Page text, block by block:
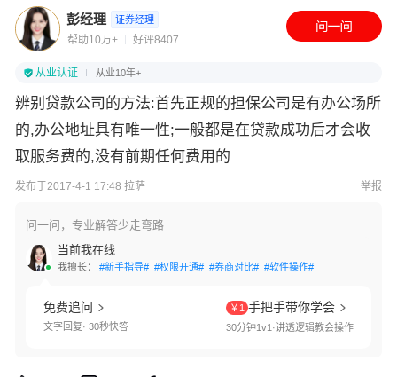
彭经理 证券经理
帮助10万+ 好评8407
从业认证 从业10年+
辨别贷款公司的方法:首先正规的担保公司是有办公场所
的,办公地址具有唯一性;一般都是在贷款成功后才会收
取服务费的,没有前期任何费用的
发布于2017-4-1 17:48 拉萨 举报
问一问，专业解答少走弯路
当前我在线
我擅长： #新手指导# #权限开通# #券商对比# #软件操作#
免费追问
文字回复· 30秒快答
￥1 手把手带你学会
30分钟1v1·讲透逻辑教会操作